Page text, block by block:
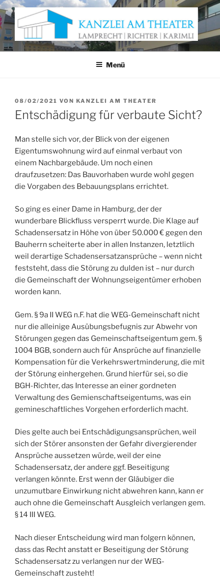
Zum
Inhalt
springen
KANZLEI AM THEATER
Anwaltskanzlei Würzburg
Menü
VERÖFFENTLICHT
AM
08/02/2021 VON KANZLEI AM THEATER
Entschädigung für verbaute Sicht?
Man stelle sich vor, der Blick von der eigenen
Eigentumswohnung wird auf einmal verbaut von
einem Nachbargebäude. Um noch einen
draufzusetzen: Das Bauvorhaben wurde wohl gegen
die Vorgaben des Bebauungsplans errichtet.
So ging es einer Dame in Hamburg, der der
wunderbare Blickfluss versperrt wurde. Die Klage auf
Schadensersatz in Höhe von über 50.000 € gegen den
Bauherrn scheiterte aber in allen Instanzen, letztlich
weil derartige Schadensersatzansprüche – wenn nicht
feststeht, dass die Störung zu dulden ist – nur durch
die Gemeinschaft der Wohnungseigentümer erhoben
worden kann.
Gem. § 9a II WEG n.F. hat die WEG-Gemeinschaft nicht
nur die alleinige Ausübungsbefugnis zur Abwehr von
Störungen gegen das Gemeinschaftseigentum gem. §
1004 BGB, sondern auch für Ansprüche auf finanzielle
Kompensation für die Verkehrswertminderung, die mit
der Störung einhergehen. Grund hierfür sei, so die
BGH-Richter, das Interesse an einer gordneten
Verwaltung des Gemienschaftseigentums, was ein
gemineschaftliches Vorgehen erforderlich macht.
Dies gelte auch bei Entschädigungsansprüchen, weil
sich der Störer ansonsten der Gefahr divergierender
Ansprüche aussetzen würde, weil der eine
Schadensersatz, der andere ggf. Beseitigung
verlangen könnte. Erst wenn der Gläubiger die
unzumutbare Einwirkung nicht abwehren kann, kann er
auch ohne die Gemeinschaft Ausgleich verlangen gem.
§ 14 III WEG.
Nach dieser Entscheidung wird man folgern können,
dass das Recht anstatt er Beseitigung der Störung
Schadensersatz zu verlangen nur der WEG-
Gemeinschaft zusteht!